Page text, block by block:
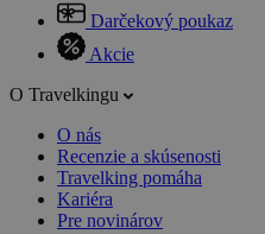
Darčekový poukaz
Akcie
O Travelkingu
O nás
Recenzie a skúsenosti
Travelking pomáha
Kariéra
Pre novinárov